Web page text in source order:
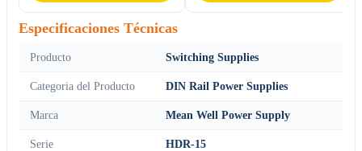
Especificaciones Técnicas
Producto Switching Supplies
Categoria del Producto DIN Rail Power Supplies
Marca Mean Well Power Supply
Serie HDR-15